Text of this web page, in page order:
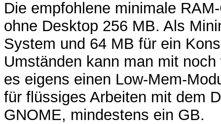
Die empfohlene minimale
ohne Desktop 256 MB. Als
System und 64 MB für ein
Umständen kann man mit
es eigens einen Low-Mem-
für flüssiges Arbeiten mit dem
GNOME, mindestens ein GB.